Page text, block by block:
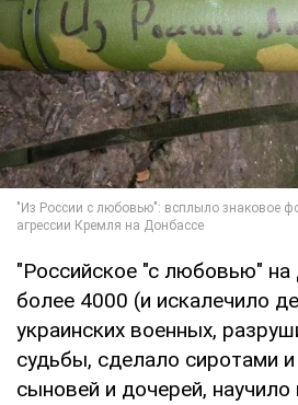
"Российское "с любовью" на
более 4000 (и искалечило
украинских военных,
судьбы, сделало сиротами
сыновей и дочерей, научило